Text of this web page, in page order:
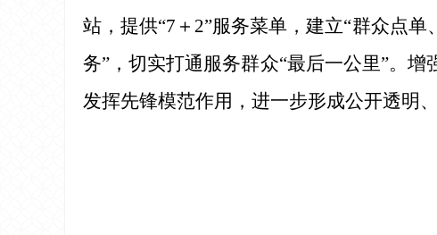
站，提供“7＋2”服务菜单，建立“群众点
务”，切实打通服务群众“最后一公里”。
发挥先锋模范作用，进一步形成公开透明